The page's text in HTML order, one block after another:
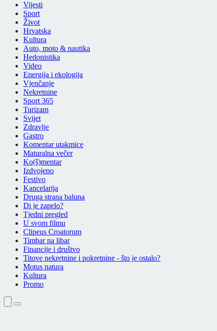
Vijesti
Sport
Život
Hrvatska
Kultura
Auto, moto & nautika
Hedonistika
Video
Energija i ekologija
Vjenčanje
Nekretnine
Sport 365
Turizam
Svijet
Zdravlje
Gastro
Komentar utakmice
Maturalna večer
Ko(š)mentar
Izdvojeno
Festivo
Kancelarija
Druga strana baluna
Di je zapelo?
Tjedni pregled
U svom filmu
Clipeus Croatorum
Timbar na libar
Financije i društvo
Titove nekretnine i pokretnine - što je ostalo?
Motus natura
Kultura
Promo